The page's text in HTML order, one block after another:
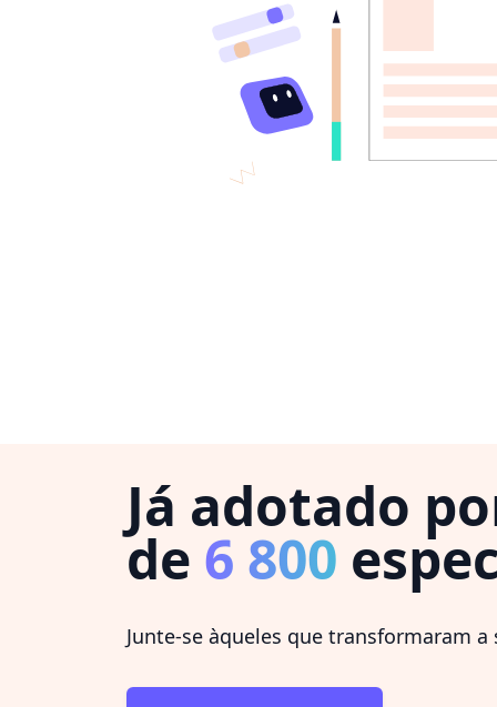
Já adotado
de 6 800
Junte-se àqueles que transformaram